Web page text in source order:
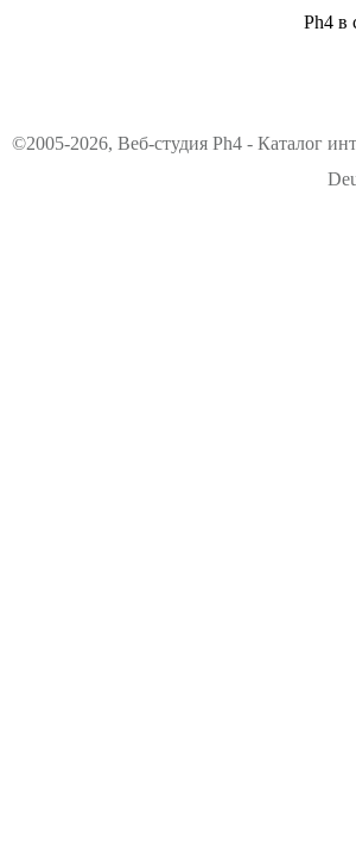
Ph4 в
©2005-2026, Веб-студия Ph4 - Каталог